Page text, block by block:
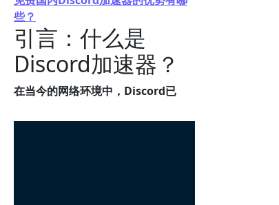
些？
引言：什么是
Discord加速器？
在当今的网络环境中，Discord已